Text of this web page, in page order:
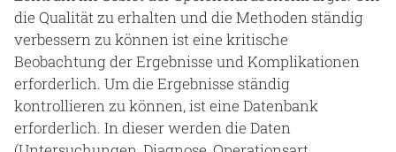
die Qualität zu erhalten und die Methoden ständig
verbessern zu können ist eine kritische
Beobachtung der Ergebnisse und Komplikationen
erforderlich. Um die Ergebnisse ständig
kontrollieren zu können, ist eine Datenbank
erforderlich. In dieser werden die Daten